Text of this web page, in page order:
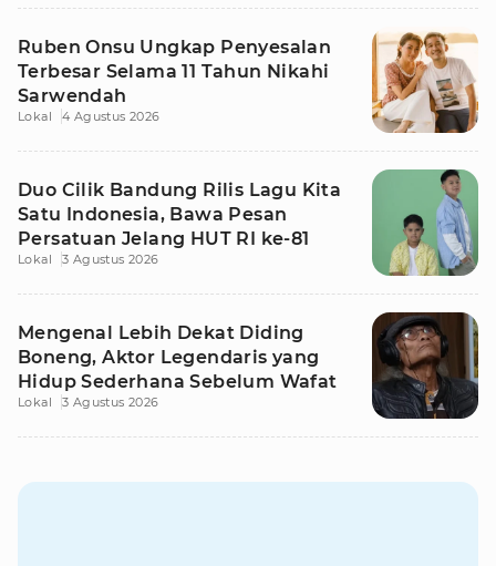
Ruben Onsu Ungkap Penyesalan
Terbesar Selama 11 Tahun Nikahi
Sarwendah
Lokal 4 Agustus 2026
Duo Cilik Bandung Rilis Lagu Kita
Satu Indonesia, Bawa Pesan
Persatuan Jelang HUT RI ke-81
Lokal 3 Agustus 2026
Mengenal Lebih Dekat Diding
Boneng, Aktor Legendaris yang
Hidup Sederhana Sebelum Wafat
Lokal 3 Agustus 2026